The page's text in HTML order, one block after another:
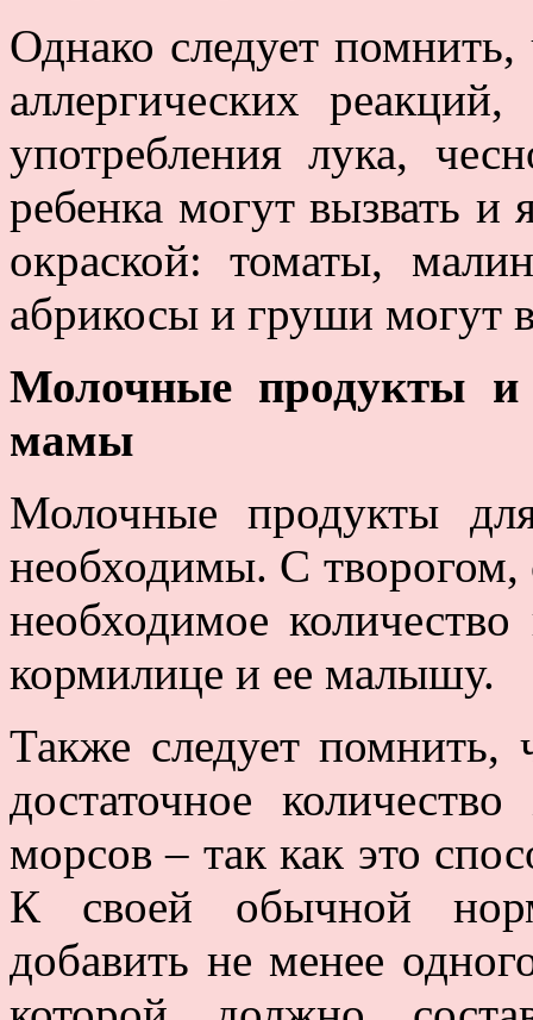
Однако следует
аллергических
употребления лука,
ребенка могут вызвать
окраской: томаты,
абрикосы и груши могут
Молочные продукты
мамы
Молочные продукты
необходимы. С
необходимое
кормилице и ее малышу.
Также следует
достаточное
морсов – так как это
К своей обычной
добавить не менее